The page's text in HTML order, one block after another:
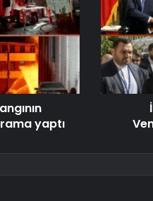
yaptı